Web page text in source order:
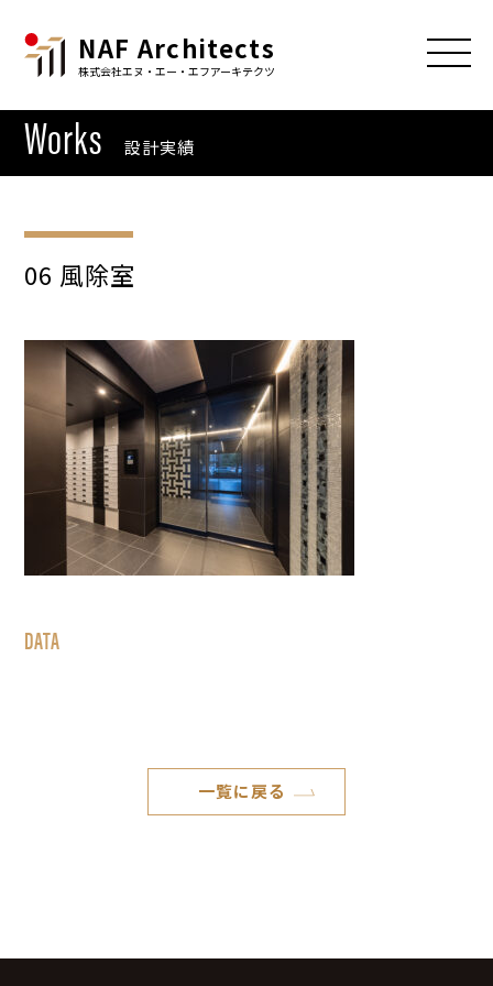
NAF Architects
株式会社エヌ・エー・エフアーキテクツ
Works 設計実績
06 風除室
DATA
一覧に戻る